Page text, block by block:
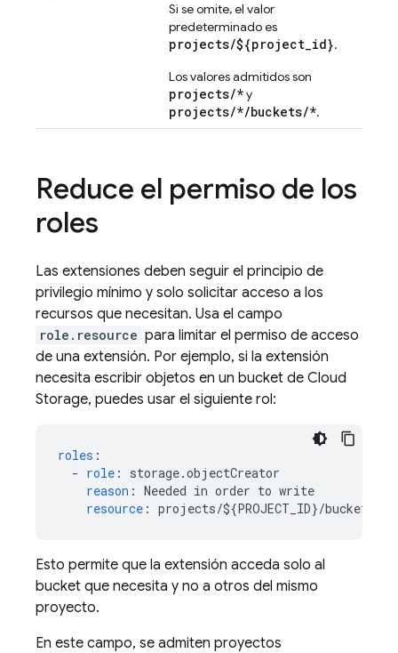
Si se omite, el valor
predeterminado es
projects/${project_id}.
Los valores admitidos son
projects/*y
projects/*/buckets/*.
Reduce el permiso de los
roles
Las extensiones deben seguir el principio de
privilegio mínimo y solo solicitar acceso a los
recursos que necesitan. Usa el campo
role.resource para limitar el permiso de acceso
de una extensión. Por ejemplo, si la extensión
necesita escribir objetos en un bucket de Cloud
Storage, puedes usar el siguiente rol:
roles :
- role :
storage.objectCreator
reason : Needed in order to write
resource : projects/${PROJECT_ID}/buckets/
Esto permite que la extensión acceda solo al
bucket que necesita y no a otros del mismo
proyecto.
En este campo, se admiten proyectos